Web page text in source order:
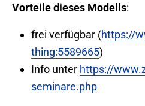
Vorteile dieses Modells:
frei verfügbar (https://
thing:5589665)
Info unter https://
seminare.php